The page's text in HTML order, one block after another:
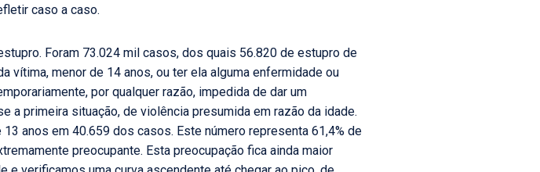
caso a caso.
Foram 73.024 mil casos, dos quais 56.820 de estupro de
vítima, menor de 14 anos, ou ter ela alguma enfermidade ou
por qualquer razão, impedida de dar um
a primeira situação, de violência presumida em razão da idade.
anos em 40.659 dos casos. Este número representa 61,4% de
preocupante. Esta preocupação fica ainda maior